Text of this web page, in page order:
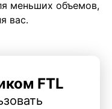
меньших объемов,
вас.
FTL